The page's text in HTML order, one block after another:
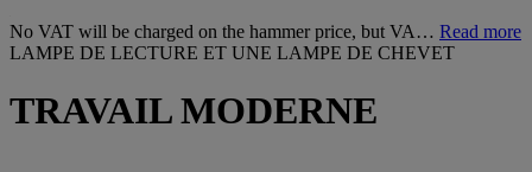
No VAT will be charged on the hammer price, but VA… Read more
LAMPE DE LECTURE ET UNE LAMPE DE CHEVET
TRAVAIL MODERNE